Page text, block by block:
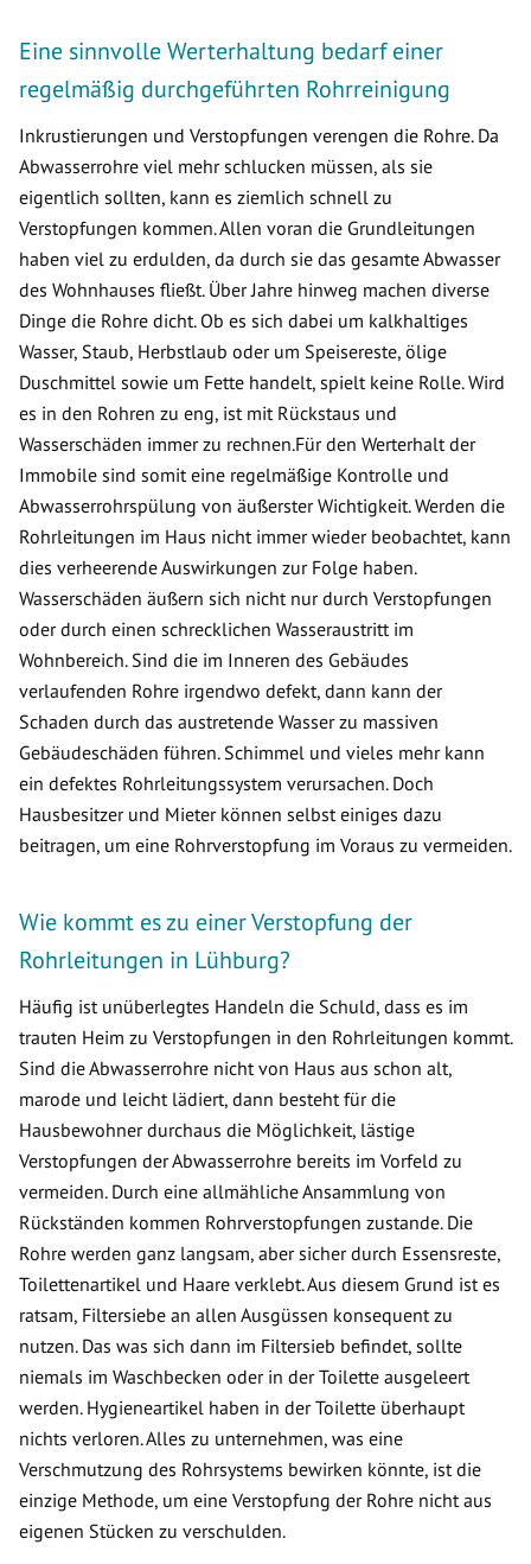
Eine sinnvolle Werterhaltung bedarf einer
regelmäßig durchgeführten Rohrreinigung
Inkrustierungen und Verstopfungen verengen die Rohre. Da
Abwasserrohre viel mehr schlucken müssen, als sie
eigentlich sollten, kann es ziemlich schnell zu
Verstopfungen kommen. Allen voran die Grundleitungen
haben viel zu erdulden, da durch sie das gesamte Abwasser
des Wohnhauses fließt. Über Jahre hinweg machen diverse
Dinge die Rohre dicht. Ob es sich dabei um kalkhaltiges
Wasser, Staub, Herbstlaub oder um Speisereste, ölige
Duschmittel sowie um Fette handelt, spielt keine Rolle. Wird
es in den Rohren zu eng, ist mit Rückstaus und
Wasserschäden immer zu rechnen.Für den Werterhalt der
Immobile sind somit eine regelmäßige Kontrolle und
Abwasserrohrspülung von äußerster Wichtigkeit. Werden die
Rohrleitungen im Haus nicht immer wieder beobachtet, kann
dies verheerende Auswirkungen zur Folge haben.
Wasserschäden äußern sich nicht nur durch Verstopfungen
oder durch einen schrecklichen Wasseraustritt im
Wohnbereich. Sind die im Inneren des Gebäudes
verlaufenden Rohre irgendwo defekt, dann kann der
Schaden durch das austretende Wasser zu massiven
Gebäudeschäden führen. Schimmel und vieles mehr kann
ein defektes Rohrleitungssystem verursachen. Doch
Hausbesitzer und Mieter können selbst einiges dazu
beitragen, um eine Rohrverstopfung im Voraus zu vermeiden.
Wie kommt es zu einer Verstopfung der
Rohrleitungen in Lühburg?
Häufig ist unüberlegtes Handeln die Schuld, dass es im
trauten Heim zu Verstopfungen in den Rohrleitungen kommt.
Sind die Abwasserrohre nicht von Haus aus schon alt,
marode und leicht lädiert, dann besteht für die
Hausbewohner durchaus die Möglichkeit, lästige
Verstopfungen der Abwasserrohre bereits im Vorfeld zu
vermeiden. Durch eine allmähliche Ansammlung von
Rückständen kommen Rohrverstopfungen zustande. Die
Rohre werden ganz langsam, aber sicher durch Essensreste,
Toilettenartikel und Haare verklebt. Aus diesem Grund ist es
ratsam, Filtersiebe an allen Ausgüssen konsequent zu
nutzen. Das was sich dann im Filtersieb befindet, sollte
niemals im Waschbecken oder in der Toilette ausgeleert
werden. Hygieneartikel haben in der Toilette überhaupt
nichts verloren. Alles zu unternehmen, was eine
Verschmutzung des Rohrsystems bewirken könnte, ist die
einzige Methode, um eine Verstopfung der Rohre nicht aus
eigenen Stücken zu verschulden.